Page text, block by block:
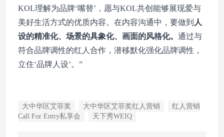
KOL理解为品牌‘嘴替’，愿与KOL共创能够展现爱与
美好生活方式的优质内容。在内容沟通中，要做到 人
设的精准化、场景的具象化、画面的风格化。 通过与
符合品牌调性的红人合作，潜移默化强化品牌调性，
立住‘品牌人设’。”
大中华区艾菲奖 大中华区艾菲奖红人营销
红人营销
Call For Entry私享会
天下秀WEIQ